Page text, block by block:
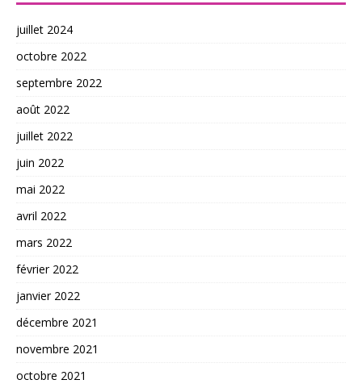
juillet 2024
octobre 2022
septembre 2022
août 2022
juillet 2022
juin 2022
mai 2022
avril 2022
mars 2022
février 2022
janvier 2022
décembre 2021
novembre 2021
octobre 2021